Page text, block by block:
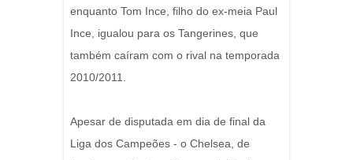
enquanto Tom Ince, filho do ex-meia Paul
Ince, igualou para os Tangerines, que
também caíram com o rival na temporada
2010/2011.
Apesar de disputada em dia de final da
Liga dos Campeões - o Chelsea, de